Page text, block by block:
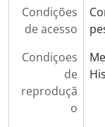
Condições
de acesso
Condiçoes
de
reproduçã
o